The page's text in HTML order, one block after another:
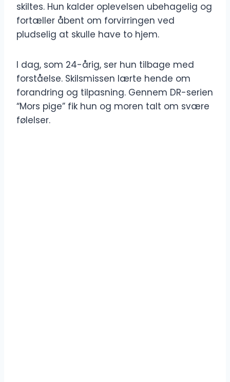
skiltes. Hun kalder oplevelsen ubehagelig og
fortæller åbent om forvirringen ved
pludselig at skulle have to hjem.
I dag, som 24-årig, ser hun tilbage med
forståelse. Skilsmissen lærte hende om
forandring og tilpasning. Gennem DR-serien
“Mors pige” fik hun og moren talt om svære
følelser.